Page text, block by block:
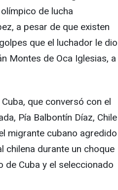
de lucha
a pesar de que existen
que el luchador le dio
Montes de Oca Iglesias, a
que conversó con el
Pía Balbontín Díaz, Chile
migrante cubano agredido
chilena durante un choque
de Cuba y el seleccionado